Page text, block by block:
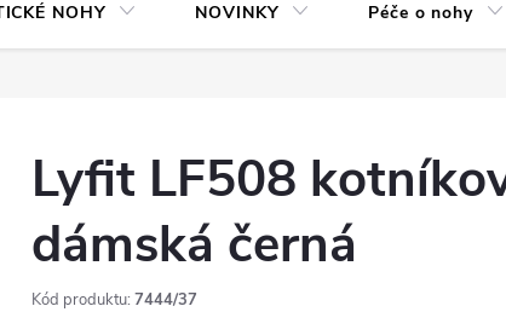
NOHY NOVINKY Péče o nohy
Lyfit LF508
dámská černá
Kód produktu: 7444/37